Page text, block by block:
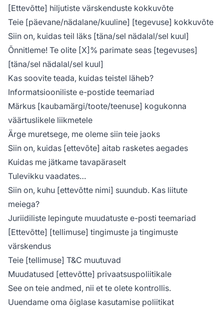
[Ettevõtte] hiljutiste värskenduste kokkuvõte
Teie [päevane/nädalane/kuuline] [tegevuse] kokkuvõte
Siin on, kuidas teil läks [täna/sel nädalal/sel kuul]
Õnnitleme! Te olite [X]% parimate seas [tegevuses]
[täna/sel nädalal/sel kuul]
Kas soovite teada, kuidas teistel läheb?
Informatsiooniliste e-postide teemariad
Märkus [kaubamärgi/toote/teenuse] kogukonna
väärtuslikele liikmetele
Ärge muretsege, me oleme siin teie jaoks
Siin on, kuidas [ettevõte] aitab rasketes aegades
Kuidas me jätkame tavapäraselt
Tulevikku vaadates…
Siin on, kuhu [ettevõtte nimi] suundub. Kas liitute
meiega?
Juriidiliste lepingute muudatuste e-posti teemariad
[Ettevõtte] [tellimuse] tingimuste ja tingimuste
värskendus
Teie [tellimuse] T&C muutuvad
Muudatused [ettevõtte] privaatsuspoliitikale
See on teie andmed, nii et te olete kontrollis.
Uuendame oma õiglase kasutamise poliitikat